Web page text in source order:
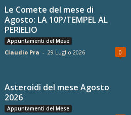
Le Comete del mese di
Agosto: LA 10P/TEMPEL AL
PERIELIO
Appuntamenti del Mese
Claudio Pra - 29 Luglio 2026 0
Asteroidi del mese Agosto
2026
Appuntamenti del Mese